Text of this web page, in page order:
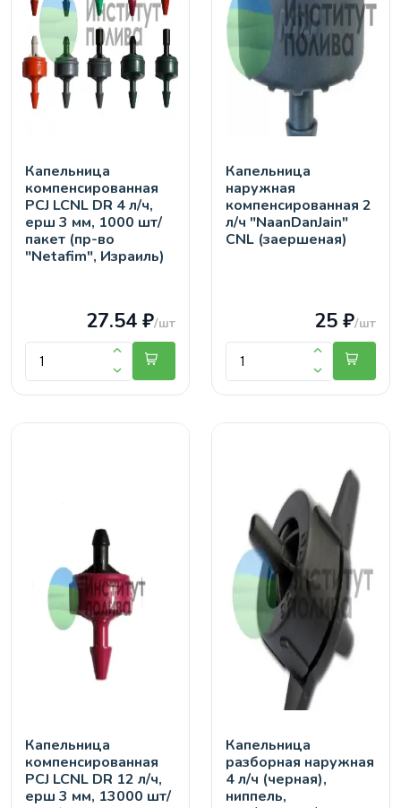
Капельница
компенсированная
PCJ LCNL DR 4 л/ч,
ерш 3 мм, 1000 шт/
пакет (пр-во
"Netafim", Израиль)
27.54 ₽/шт
Капельница
наружная
компенсированная 2
л/ч "NaanDanJain"
CNL (заершеная)
25 ₽/шт
Капельница
компенсированная
PCJ LCNL DR 12 л/ч,
ерш 3 мм, 13000 шт/
Капельница
разборная наружная
4 л/ч (черная),
ниппель,